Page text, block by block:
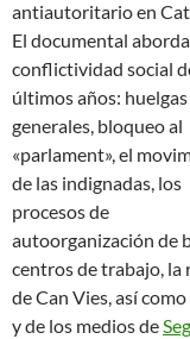
antiautoritario en
El documental
conflictividad social
últimos años: huelgas
generales, bloqueo al
«parlament», el
de las indignadas, los
procesos de
autoorganización de
centros de trabajo, la
de Can Vies, así
y de los medios de